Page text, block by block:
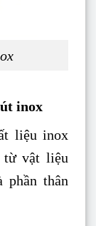
inox
liệu inox
từ vật liệu
phần thân